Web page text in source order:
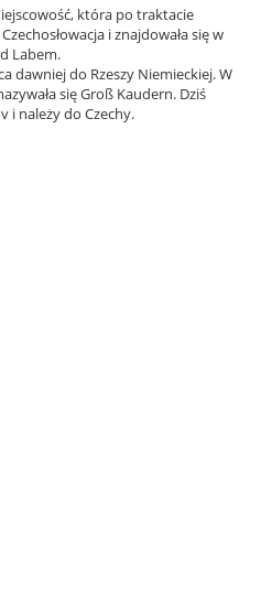
która po traktacie
i znajdowała się w
Labem.
dawniej do Rzeszy Niemieckiej. W
się Groß Kaudern. Dziś
i należy do Czechy.